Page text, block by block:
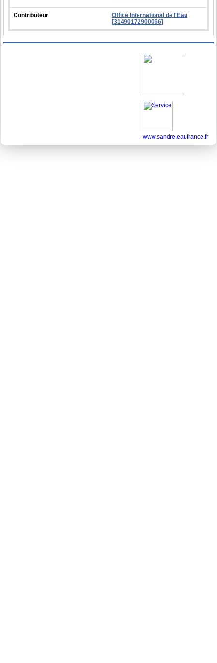
Contributeur
Office International de l'Eau
[31490172900066]
www.sandre.eaufrance.fr